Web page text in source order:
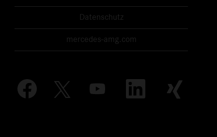
Datenschutz
mercedes-amg.com
W
W
W
r